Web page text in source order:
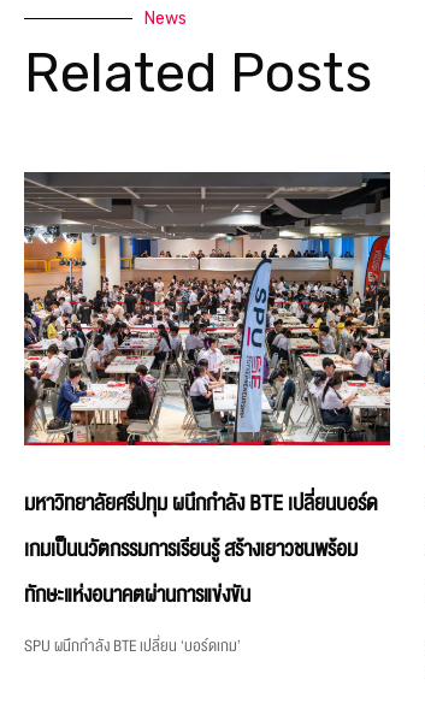
News
Related Posts
มหาวิทยาลัยศรีปทุม ผนึกกำลัง BTE เปลี่ยนบอร์ด
เกมเป็นนวัตกรรมการเรียนรู้ สร้างเยาวชนพร้อม
ทักษะแห่งอนาคตผ่านการแข่งขัน
SPU ผนึกกำลัง BTE เปลี่ยน ‘บอร์ดเกม’